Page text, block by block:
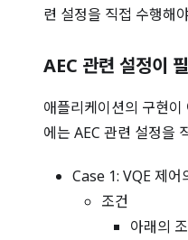
련 설정을 직접 수행해
AEC 관련 설정이
애플리케이션의 구현
에는 AEC 관련 설정을
Case 1: VQE 제어
조건
아래의